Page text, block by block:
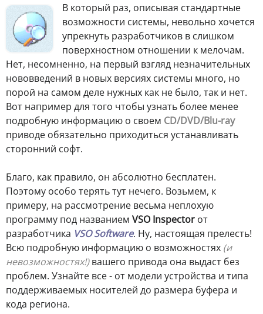
В который раз, описывая стандартные
возможности системы, невольно хочется
упрекнуть разработчиков в слишком
поверхностном отношении к мелочам.
Нет, несомненно, на первый взгляд незначительных
нововведений в новых версиях системы много, но
порой на самом деле нужных как не было, так и нет.
Вот например для того чтобы узнать более менее
подробную информацию о своем CD/DVD/Blu-ray
приводе обязательно приходиться устанавливать
сторонний софт.
Благо, как правило, он абсолютно бесплатен.
Поэтому особо терять тут нечего. Возьмем, к
примеру, на рассмотрение весьма неплохую
программу под названием VSO Inspector от
разработчика VSO Software. Ну, настоящая прелесть!
Всю подробную информацию о возможностях (и
невозможностях!)вашего привода она выдаст без
проблем. Узнайте все - от модели устройства и типа
поддерживаемых носителей до размера буфера и
кода региона.